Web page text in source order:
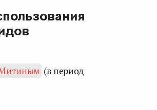
(в период